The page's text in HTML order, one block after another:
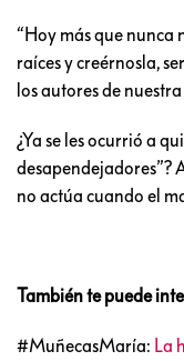
“Hoy más que nunca
raíces y creérnosla,
los autores de
¿Ya se les ocurrió a
desapendejadores”?
no actúa cuando el
También te puede
#MuñecasMaría: